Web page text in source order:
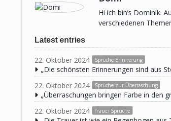
Hi ich bin’s Dominik.
verschiedenen
Latest entries
22. Oktober 2024 Sprüche Erinnerung
„Die schönsten Erinnerungen sind aus
22. Oktober 2024
Sprüche zur Überraschung
„Überraschungen bringen Farbe in den
22. Oktober 2024
Trauer Sprüche